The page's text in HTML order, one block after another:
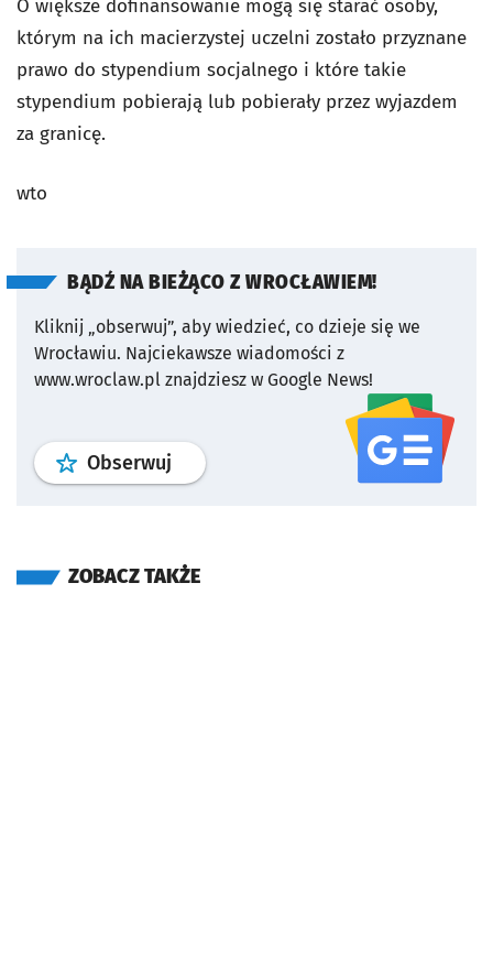
O większe dofinansowanie mogą się starać osoby,
którym na ich macierzystej uczelni zostało przyznane
prawo do stypendium socjalnego i które takie
stypendium pobierają lub pobierały przez wyjazdem
za granicę.
wto
BĄDŹ NA BIEŻĄCO Z WROCŁAWIEM!
Kliknij „obserwuj”, aby wiedzieć, co dzieje się we
Wrocławiu. Najciekawsze wiadomości z
www.wroclaw.pl znajdziesz w Google News!
Obserwuj profil serwisu
ZOBACZ TAKŻE